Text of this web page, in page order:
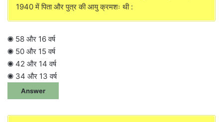
1940 में पिता और पुत्र की आयु क्रमशः थी :
◉ 58 और 16 वर्ष
◉ 50 और 15 वर्ष
◉ 42 और 14 वर्ष
◉ 34 और 13 वर्ष
Answer